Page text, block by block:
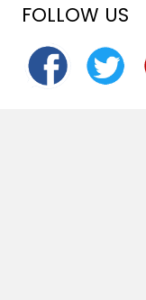
FOLLOW US